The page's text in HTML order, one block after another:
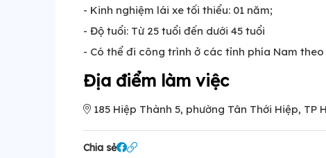
- Kinh nghiệm lái xe tối thiểu: 01 năm;
- Độ tuổi: Từ 25 tuổi đến dưới 45 tuổi
- Có thể đi công trình ở các tỉnh phía Nam
Địa điểm làm việc
185 Hiệp Thành 5, phường Tân Thới Hiệp, TP
Chia sẻ